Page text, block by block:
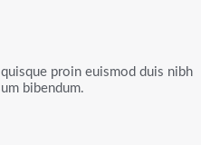
proin euismod duis nibh
bibendum.